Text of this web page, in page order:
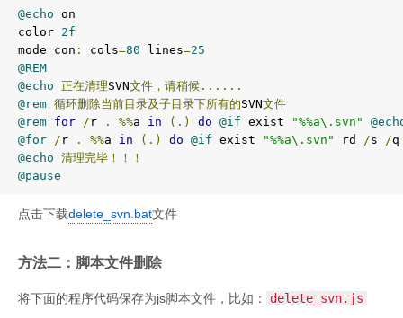
@echo on
color 2f
mode con : cols=80 lines=25
@REM
@echo 正在清理SVN文件，请稍候......
@rem 循环删除当前目录及子目录下所有的SVN文件
@rem for / r . %%a in (.) do @if exist "%%a\.svn"
@for / r . %%a in (.) do @if exist "%%a\.svn" rd /s /
@echo 清理完毕！！！
@pause
点击下载delete_svn.bat文件
方法二：脚本文件删除
将下面的程序代码保存为js脚本文件，比如： delete_svn.js